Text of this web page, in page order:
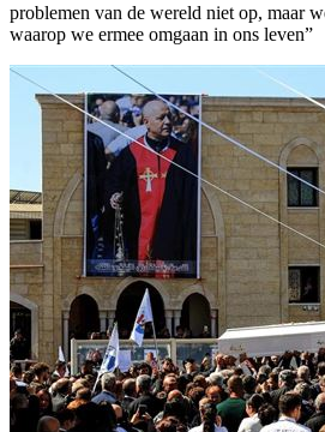
problemen van de wereld niet op, maar
waarop we ermee omgaan in ons leven”